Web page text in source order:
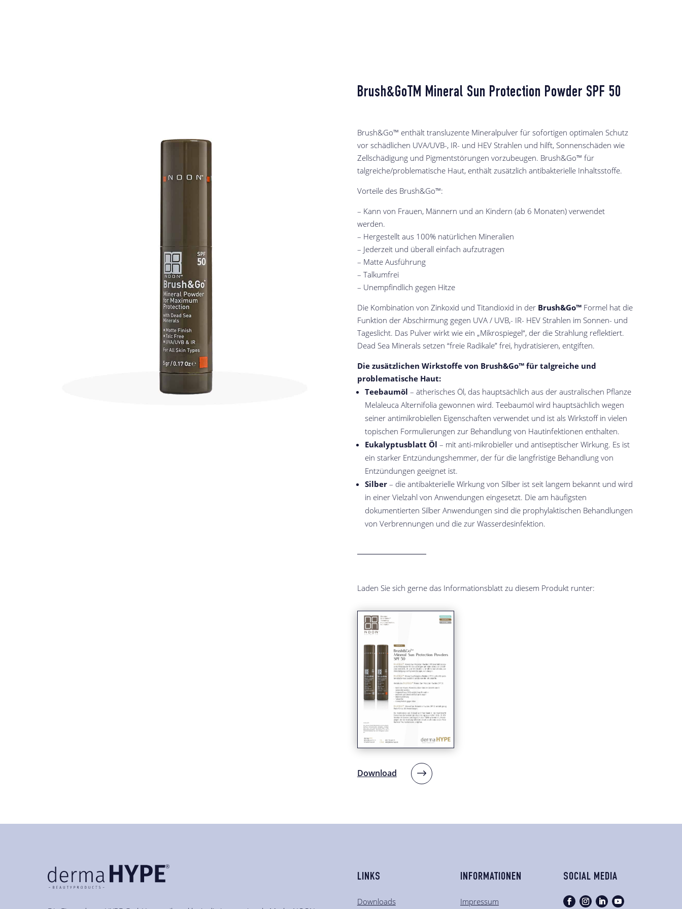
Brush&GoTM Mineral Sun Protection Powder SPF 50
Brush&Go™ enthält transluzente Mineralpulver für sofortigen optimalen Schutz
vor schädlichen UVA/UVB-, IR- und HEV Strahlen und hilft, Sonnenschäden wie
Zellschädigung und Pigmentstörungen vorzubeugen. Brush&Go™ für
talgreiche/problematische Haut, enthält zusätzlich antibakterielle Inhaltsstoffe.
Vorteile des Brush&Go™:
– Kann von Frauen, Männern und an Kindern (ab 6 Monaten) verwendet
werden.
– Hergestellt aus 100% natürlichen Mineralien
– Jederzeit und überall einfach aufzutragen
– Matte Ausführung
– Talkumfrei
– Unempfindlich gegen Hitze
Die Kombination von Zinkoxid und Titandioxid in der Brush&Go™Formel hat die
Funktion der Abschirmung gegen UVA / UVB,- IR- HEV Strahlen im Sonnen- und
Tageslicht. Das Pulver wirkt wie ein „Mikrospiegel“, der die Strahlung reflektiert.
Dead Sea Minerals setzen “freie Radikale” frei, hydratisieren, entgiften.
Die zusätzlichen Wirkstoffe von Brush&Go™ für talgreiche und
problematische Haut:
Teebaumöl – ätherisches Öl, das hauptsächlich aus der australischen Pflanze
Melaleuca Alternifolia gewonnen wird. Teebaumöl wird hauptsächlich wegen
seiner antimikrobiellen Eigenschaften verwendet und ist als Wirkstoff in vielen
topischen Formulierungen zur Behandlung von Hautinfektionen enthalten.
Eukalyptusblatt Öl – mit anti-mikrobieller und antiseptischer Wirkung. Es ist
ein starker Entzündungshemmer, der für die langfristige Behandlung von
Entzündungen geeignet ist.
Silber– die antibakterielle Wirkung von Silber ist seit langem bekannt und wird
in einer Vielzahl von Anwendungen eingesetzt. Die am häufigsten
dokumentierten Silber Anwendungen sind die prophylaktischen Behandlungen
von Verbrennungen und die zur Wasserdesinfektion.
Laden Sie sich gerne das Informationsblatt zu diesem Produkt runter:
Download
LINKS
Downloads
INFORMATIONEN
Impressum
SOCIAL MEDIA